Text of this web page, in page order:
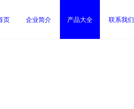
页 企业简介 产品大全 联系我们